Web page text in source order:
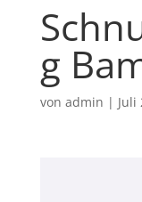
g
von admin | Juli